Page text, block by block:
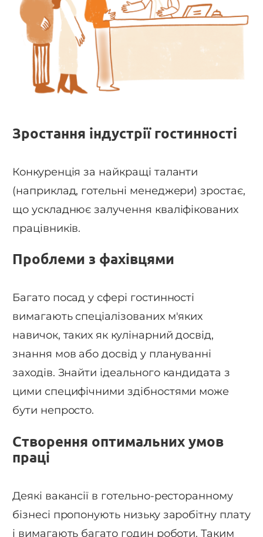
Зростання індустрії гостинності
Конкуренція за найкращі таланти
(наприклад, готельні менеджери) зростає,
що ускладнює залучення кваліфікованих
працівників.
Проблеми з фахівцями
Багато посад у сфері гостинності
вимагають спеціалізованих м'яких
навичок, таких як кулінарний досвід,
знання мов або досвід у плануванні
заходів. Знайти ідеального кандидата з
цими специфічними здібностями може
бути непросто.
Створення оптимальних умов
праці
Деякі вакансії в готельно-ресторанному
бізнесі пропонують низьку заробітну плату
і вимагають багато годин роботи. Таким